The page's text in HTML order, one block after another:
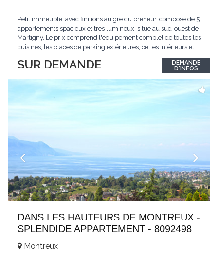
SUR DEMANDE
Petit immeuble, avec finitions au gré du preneur, composé de 5
appartements spacieux et très lumineux, situé au sud-ouest de
Martigny. Le prix comprend l'équipement complet de toutes les
cuisines, les places de parking extérieures, celles intérieurs et
opportunité exclusive avec un rendement intéressant. Plus
d'informations...
DEMANDE
D'INFOS
DANS LES HAUTEURS DE MONTREUX -
SPLENDIDE APPARTEMENT - 8092498
Montreux